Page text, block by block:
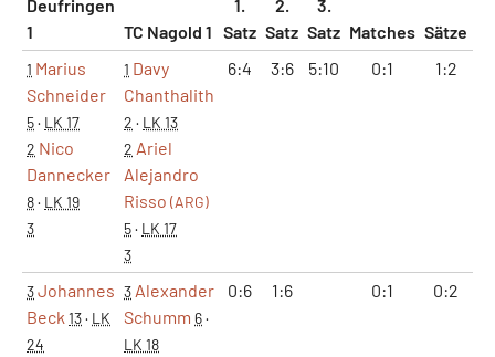
Deufringen
1
TC Nagold 1
1.
Satz
2.
Satz
3.
Satz Matches Sätze
1 Marius
Schneider
5· LK 17
2 Nico
Dannecker
8· LK 19
3
1 Davy
Chanthalith
2 · LK 13
2 Ariel
Alejandro
Risso (ARG)
5· LK 17
3
6:4 3:6 5:10 0:1 1:2
3Johannes
Beck 13· LK
24
3 Alexander
Schumm 6·
LK 18
0:6 1:6 0:1 0:2